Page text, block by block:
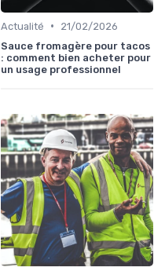
Actualité •
21/02/2026
Sauce fromagère pour tacos
: comment bien acheter pour
un usage professionnel